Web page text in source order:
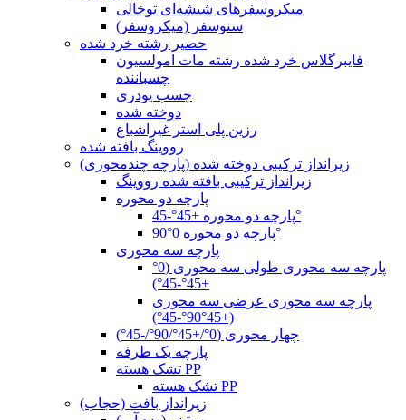
میکروسفرهای شیشه‌ای توخالی
سنوسفر (میکروسفر)
حصیر رشته خرد شده
فایبرگلاس خرد شده رشته مات امولسیون
چسباننده
چسب پودری
دوخته شده
رزین پلی استر غیراشباع
رووینگ بافته شده
زیرانداز ترکیبی دوخته شده (پارچه چندمحوری)
زیرانداز ترکیبی بافته شده رووینگ
پارچه دو محوره
پارچه دو محوره +45°-45°
پارچه دو محوره 0°90°
پارچه سه محوری
پارچه سه محوری طولی سه محوری (0°
+45°-45°)
پارچه سه محوری عرضی سه محوری
(+45°90°-45°)
چهار محوری (0°/+45°/90°/-45°)
پارچه یک طرفه
تشک هسته PP
تشک هسته PP
زیرانداز بافت (حجاب)